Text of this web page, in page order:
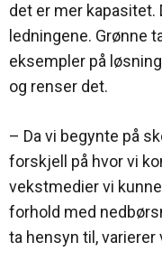
det er mer kapasitet.
ledningene. Grønne
eksempler på
og renser det.
– Da vi begynte på
forskjell på hvor vi
vekstmedier vi
forhold med
ta hensyn til, varierer